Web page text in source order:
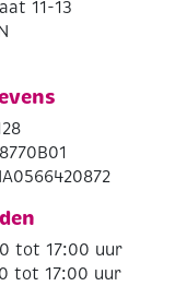
11-13
tot 17:00 uur
tot 17:00 uur